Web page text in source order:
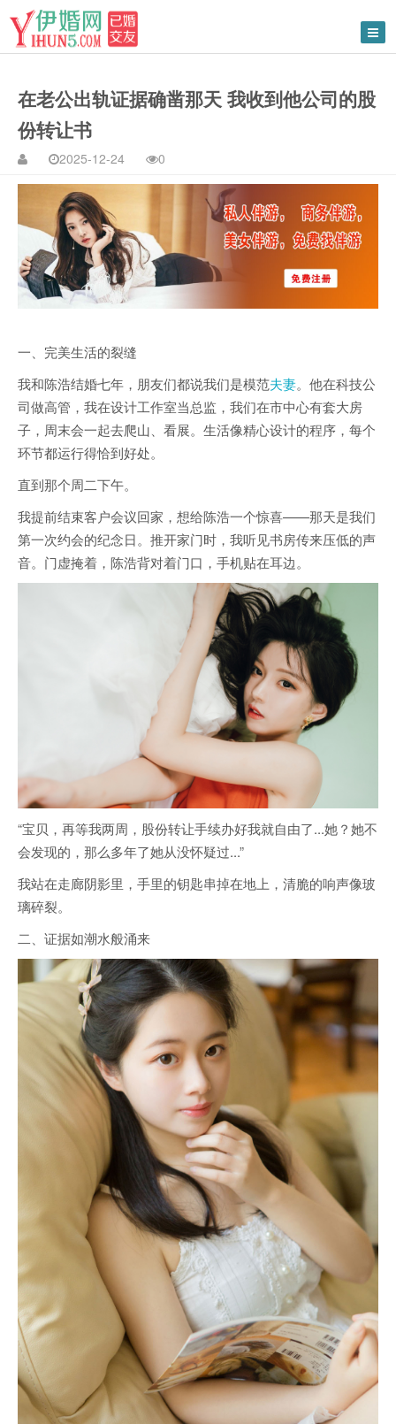
在老公出轨证据确凿那天 我收到他公司的股
份转让书
2025-12-24 0
一、完美生活的裂缝
我和陈浩结婚七年，朋友们都说我们是模范夫妻。他在科技公
司做高管，我在设计工作室当总监，我们在市中心有套大房
子，周末会一起去爬山、看展。生活像精心设计的程序，每个
环节都运行得恰到好处。
直到那个周二下午。
我提前结束客户会议回家，想给陈浩一个惊喜——那天是我们
第一次约会的纪念日。推开家门时，我听见书房传来压低的声
音。门虚掩着，陈浩背对着门口，手机贴在耳边。
“宝贝，再等我两周，股份转让手续办好我就自由了...她？她不
会发现的，那么多年了她从没怀疑过...”
我站在走廊阴影里，手里的钥匙串掉在地上，清脆的响声像玻
璃碎裂。
二、证据如潮水般涌来